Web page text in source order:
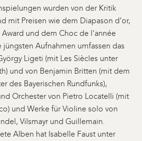
wurden von der Kritik
mit Preisen wie dem Diapason d’or,
und dem Choc de l'année
jüngsten Aufnahmen umfassen das
Ligeti (mit Les Siècles unter
und von Benjamin Britten (mit dem
des Bayerischen Rundfunks),
Orchester von Pietro Locatelli (mit
und Werke für Violine solo von
Vilsmayr und Guillemain.
Alben hat Isabelle Faust unter